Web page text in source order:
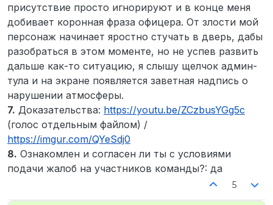
присутствие просто игнорируют и в конце меня
добивает коронная фраза офицера. От злости мой
персонаж начинает яростно стучать в дверь, дабы
разобраться в этом моменте, но не успев развить
дальше как-то ситуацию, я слышу щелчок админ-
тула и на экране появляется заветная надпись о
нарушении атмосферы.
7. Доказательства: https://youtu.be/ZCzbusYGg5c
(голос отдельным файлом) /
https://imgur.com/QYeSdj0
8. Ознакомлен и согласен ли ты с условиями
подачи жалоб на участников команды?: да
5